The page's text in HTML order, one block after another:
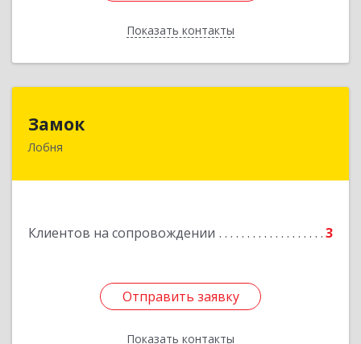
Показать контакты
Назад
Замок
Лобня
Клиентов на сопровождении 3
Отправить заявку
Показать контакты
Россия, 141730, Московская область, г. Лобня,
Отправить заявку
Назад